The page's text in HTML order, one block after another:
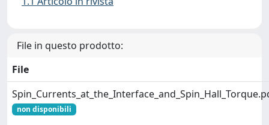
File in questo prodotto:
File
non disponibili